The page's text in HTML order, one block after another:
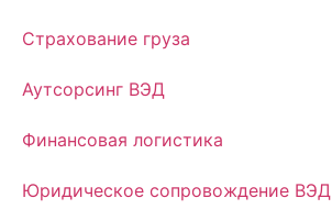
Страхование груза
Аутсорсинг ВЭД
Финансовая логистика
Юридическое сопровождение ВЭД